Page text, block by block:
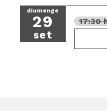
diumenge
29
set
17:30